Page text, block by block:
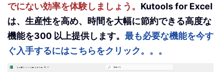
でにない効率を体験しましょう。 Kutools for Excel
は、生産性を高め、時間を大幅に節約できる高度な
機能を300 以上提供します。 最も必要な機能を今す
ぐ入手するにはこちらをクリック。。。